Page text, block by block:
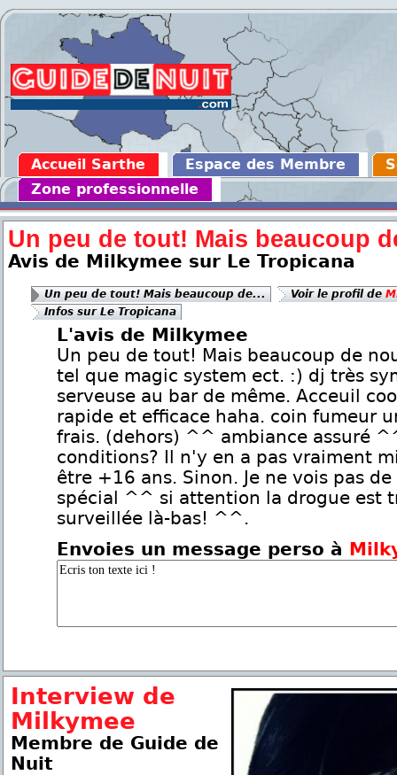
Accueil Sarthe Espace des Membre
Zone professionnelle
Un peu de tout! Mais beaucoup
Avis de Milkymee sur Le Tropicana
Un peu de tout! Mais beaucoup de... Voir le profil de
Infos sur Le Tropicana
L'avis de Milkymee
Un peu de tout! Mais beaucoup de
tel que magic system ect. :) dj très
serveuse au bar de même. Acceuil
rapide et efficace haha. coin fumeur
frais. (dehors) ^^ ambiance assuré
conditions? Il n'y en a pas vraiment
être +16 ans. Sinon. Je ne vois pas
spécial ^^ si attention la drogue est
surveillée là-bas! ^^.
Envoies un message perso à
Interview de
Milkymee
Membre de Guide de
Nuit